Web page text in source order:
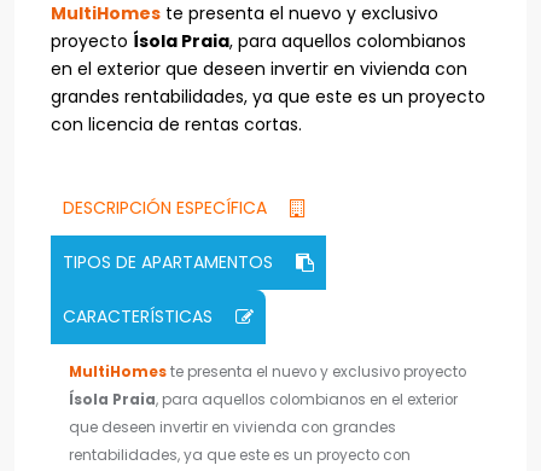
MultiHomes te presenta el nuevo y exclusivo
proyecto Ísola Praia, para aquellos colombianos
en el exterior que deseen invertir en vivienda con
grandes rentabilidades, ya que este es un proyecto
con licencia de rentas cortas.
DESCRIPCIÓN ESPECÍFICA
TIPOS DE APARTAMENTOS
CARACTERÍSTICAS
MultiHomeste presenta el nuevo y exclusivo proyecto
Ísola Praia, para aquellos colombianos en el exterior
que deseen invertir en vivienda con grandes
rentabilidades, ya que este es un proyecto con